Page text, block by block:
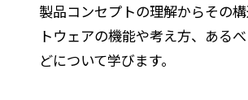
製品コンセプトの理解からその
トウェアの機能や考え方、ある
どについて学びます。